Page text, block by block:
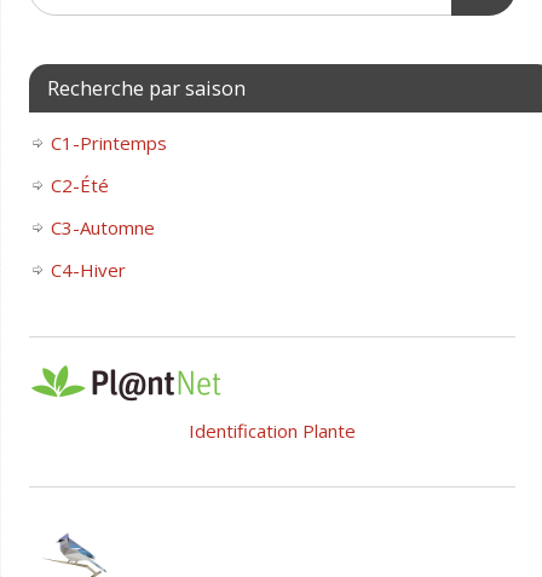
Recherche par saison
C1-Printemps
C2-Été
C3-Automne
C4-Hiver
Identification Plante